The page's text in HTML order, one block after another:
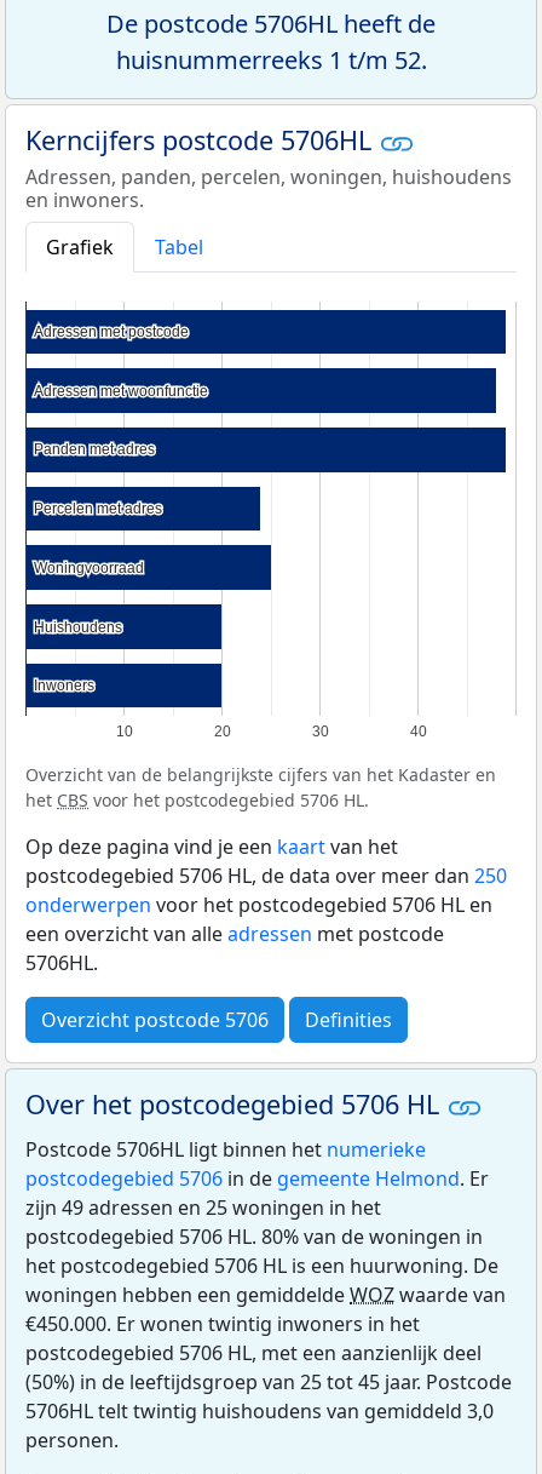
De postcode 5706HL heeft de
huisnummerreeks 1 t/m 52.
Kerncijfers postcode 5706HL
Adressen, panden, percelen, woningen, huishoudens
en inwoners.
Grafiek
Tabel
10 20 30 40
Adressen met postcode
Adressen met postcode
Adressen met woonfunctie
Adressen met woonfunctie
Panden met adres
Panden met adres
Percelen met adres
Percelen met adres
Woningvoorraad
Woningvoorraad
Huishoudens
Huishoudens
Inwoners
Inwoners
Overzicht van de belangrijkste cijfers van het Kadaster en
het CBS voor het postcodegebied 5706 HL.
Op deze pagina vind je een kaartvan het
postcodegebied 5706 HL, de data over meer dan 250
onderwerpen voor het postcodegebied 5706 HL en
een overzicht van alleadressen met postcode
5706HL.
Overzicht postcode 5706 Definities
Over het postcodegebied 5706 HL
Postcode 5706HL ligt binnen het numerieke
postcodegebied 5706 in de gemeente Helmond. Er
zijn 49 adressen en 25 woningen in het
postcodegebied 5706 HL. 80% van de woningen in
het postcodegebied 5706 HL is een huurwoning. De
woningen hebben een gemiddeldeWOZwaarde van
€450.000. Er wonen twintig inwoners in het
postcodegebied 5706 HL, met een aanzienlijk deel
(50%) in de leeftijdsgroep van 25 tot 45 jaar. Postcode
5706HL telt twintig huishoudens van gemiddeld 3,0
personen.